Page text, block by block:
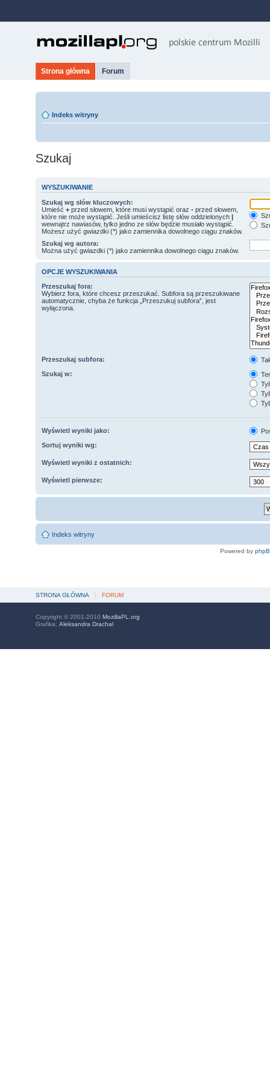
Strona główna Forum
Indeks witryny
Szukaj
WYSZUKIWANIE
Szukaj wg słów kluczowych:
Umieść +przed słowem, które musi wystąpić oraz -przed słowem,
które nie może wystąpić. Jeśli umieścisz listę słów oddzielonych |
wewnątrz nawiasów, tylko jedno ze słów będzie musiało wystąpić.
Możesz użyć gwiazdki (*) jako zamiennika dowolnego ciągu znaków.
Szukaj wg autora:
Można użyć gwiazdki (*) jako zamiennika dowolnego ciągu znaków.
OPCJE WYSZUKIWANIA
Przeszukaj fora:
Wybierz fora, które chcesz przeszukać. Subfora są przeszukiwane
automatycznie, chyba że funkcja „Przeszukuj subfora”, jest
wyłączona.
Przeszukaj subfora:
Szukaj w:
Wyświetl wyniki jako:
Sortuj wyniki wg:
Wyświetl wyniki z ostatnich:
Wyświetl pierwsze:
Indeks witryny
Powered by
STRONA GŁÓWNA FORUM
Copyright © 2001-2010 MozillaPL.org
Grafika: Aleksandra Drachal